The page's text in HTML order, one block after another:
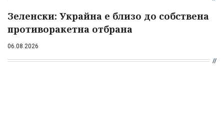
Зеленски: Украйна е близо до собствена
противоракетна отбрана
06.08.2026